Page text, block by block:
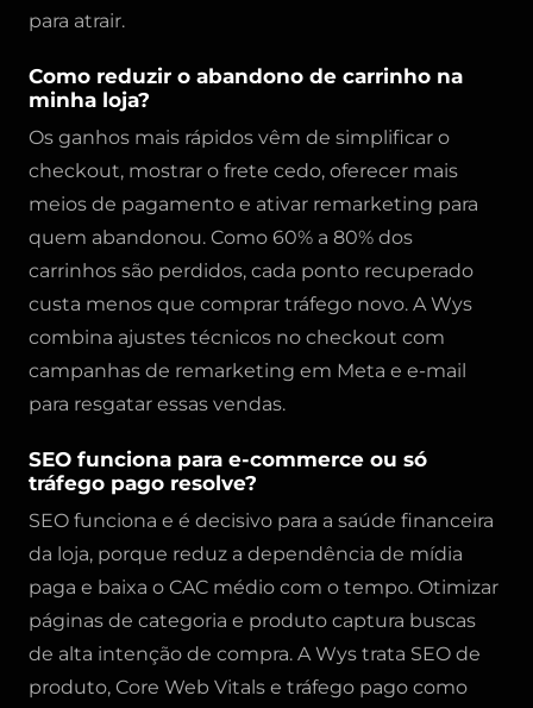
para atrair.
Como reduzir o abandono de carrinho na
minha loja?
Os ganhos mais rápidos vêm de simplificar o
checkout, mostrar o frete cedo, oferecer mais
meios de pagamento e ativar remarketing para
quem abandonou. Como 60% a 80% dos
carrinhos são perdidos, cada ponto recuperado
custa menos que comprar tráfego novo. A Wys
combina ajustes técnicos no checkout com
campanhas de remarketing em Meta e e-mail
para resgatar essas vendas.
SEO funciona para e-commerce ou só
tráfego pago resolve?
SEO funciona e é decisivo para a saúde financeira
da loja, porque reduz a dependência de mídia
paga e baixa o CAC médio com o tempo. Otimizar
páginas de categoria e produto captura buscas
de alta intenção de compra. A Wys trata SEO de
produto, Core Web Vitals e tráfego pago como